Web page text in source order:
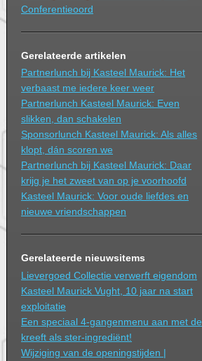
Conferentieoord
Gerelateerde artikelen
Partnerlunch bij Kasteel Maurick: Het
verbaast me iedere keer weer
Partnerlunch Kasteel Maurick: Even
slikken, dan schakelen
Sponsorlunch Kasteel Maurick: Als alles
klopt, dán scoren we
Partnerlunch bij Kasteel Maurick: Daar
krijg je het zweet van op je voorhoofd
Kasteel Maurick: Voor oude liefdes en
nieuwe vriendschappen
Gerelateerde nieuwsitems
Lievergoed Collectie verwerft eigendom
Kasteel Maurick Vught, 10 jaar na start
exploitatie
Een speciaal 4-gangenmenu aan met de
kreeft als ster-ingrediënt!
Wijziging van de openingstijden |